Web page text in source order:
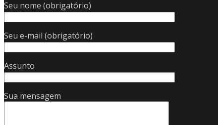
Seu nome (obrigatório)
Seu e-mail (obrigatório)
Assunto
Sua mensagem